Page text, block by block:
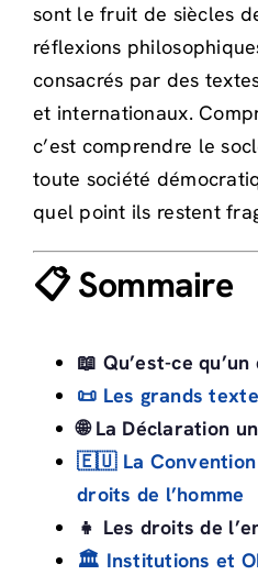
sont le fruit de siècles
réflexions
consacrés par des
et internationaux.
c’est comprendre le
toute société
quel point ils restent
📋 Sommaire
📖 Qu’est-ce
📜 Les grands
🌐 La Déclaration
🇪🇺 La Convention
droits de l’homme
👧 Les droits de
🏛️ Institutions et